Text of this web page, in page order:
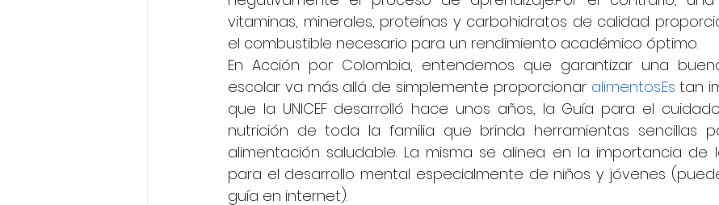
vitaminas, minerales, proteínas y carbohidratos de calidad
el combustible necesario para un rendimiento académico óptimo.
En Acción por Colombia, entendemos que garantizar una
escolar va más allá de simplemente proporcionar alimentos.Es tan
que la UNICEF desarrolló hace unos años, la Guía para el
nutrición de toda la familia que brinda herramientas sencillas
alimentación saludable. La misma se alinea en la importancia de
para el desarrollo mental especialmente de niños y jóvenes
guía en internet).